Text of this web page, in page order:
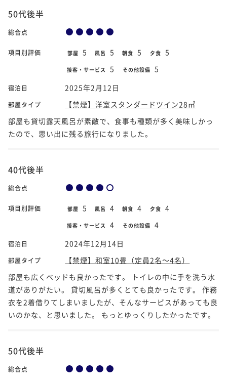
50代後半
総合点
項目別評価 部屋 5 風呂 5 朝食 5 夕食 5
接客・サービス 5 その他設備 5
宿泊日 2025年2月12日
部屋タイプ
【禁煙】洋室スタンダードツイン28㎡
部屋も貸切露天風呂が素敵で、食事も種類が多く美味しかっ
たので、思い出に残る旅行になりました。
40代後半
総合点
項目別評価 部屋 5 風呂 4 朝食 4 夕食 4
接客・サービス 4 その他設備 4
宿泊日 2024年12月14日
部屋タイプ
【禁煙】和室10畳（定員2名～4名）
部屋も広くベッドも良かったです。 トイレの中に手を洗う水
道がありがたい。 貸切風呂が多くとても良かったです。 作務
衣を2着借りてしまいましたが、そんなサービスがあっても良
いのかな、と思いました。 もっとゆっくりしたかったです。
50代後半
総合点